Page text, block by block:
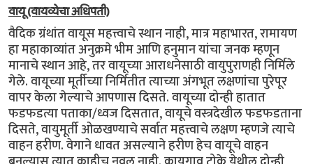
वायू (वायव्येचा अधिपती)
वैदिक ग्रंथांत वायूस महत्त्वाचे स्थान नाही, मात्र महाभारत, रामायण
हा महाकाव्यांत अनुक्रमे भीम आणि हनुमान यांचा जनक म्हणून
मानाचे स्थान आहे, तर वायूच्या आराधनेसाठी वायुपुराणही निर्मिले
गेले. वायूच्या मूर्तीच्या निर्मितीत त्याच्या अंगभूत लक्षणांचा पुरेपूर
वापर केला गेल्याचे आपणास दिसते. वायूच्या दोन्ही हातात
फडफडत्या पताका/ध्वज दिसतात, वायूचे वस्त्रदेखील फडफडताना
दिसते, वायुमूर्ती ओळखण्याचे सर्वात महत्त्वाचे लक्षण म्हणजे त्याचे
वाहन हरीण. वेगाने धावत असल्याने हरीण हेच वायूचे वाहन